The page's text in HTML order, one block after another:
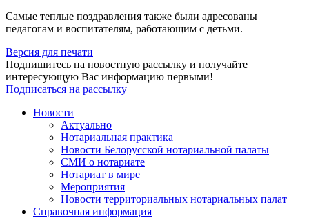
Самые теплые поздравления также были адресованы
педагогам и воспитателям, работающим с детьми.
Версия для печати
Подпишитесь на новостную рассылку и получайте
интересующую Вас информацию первыми!
Подписаться на рассылку
Новости
Актуально
Нотариальная практика
Новости Белорусской нотариальной палаты
СМИ о нотариате
Нотариат в мире
Мероприятия
Новости территориальных нотариальных палат
Справочная информация